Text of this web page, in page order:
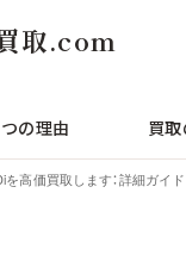
の理由 買
を高価買取します：詳細ガイド